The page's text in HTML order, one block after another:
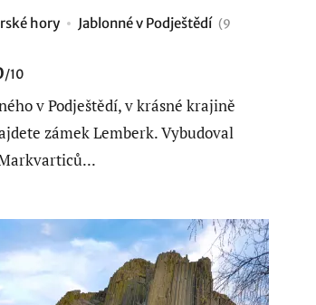
hory Jablonné v Podještědí (9
/10
v Podještědí, v krásné krajině
zámek Lemberk. Vybudoval